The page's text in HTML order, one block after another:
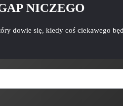
NICZEGO
dowie się, kiedy coś ciekawego